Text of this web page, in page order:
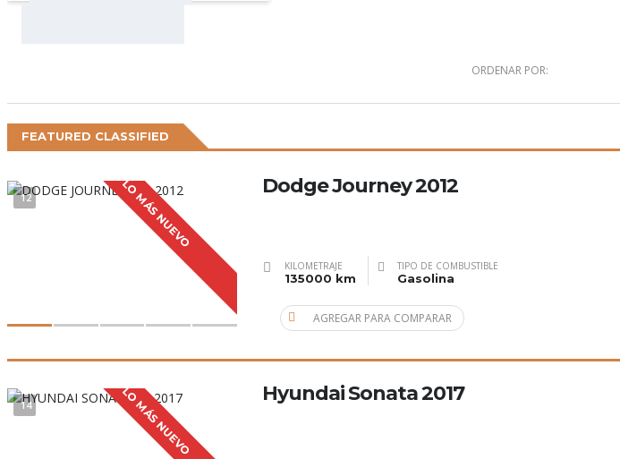
ORDENAR POR:
FEATURED CLASSIFIED
12 LO MÁS NUEVO Dodge Journey 2012
KILOMETRAJE
135000 km
TIPO DE COMBUSTIBLE
Gasolina
AGREGAR PARA COMPARAR
14 LO MÁS NUEVO Hyundai Sonata 2017